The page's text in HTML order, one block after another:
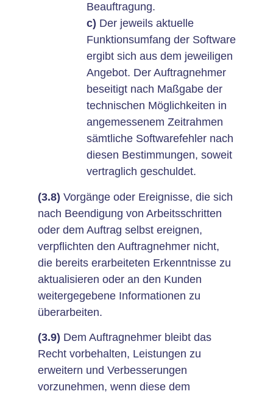
Beauftragung.
c) Der jeweils aktuelle
Funktionsumfang der Software
ergibt sich aus dem jeweiligen
Angebot. Der Auftragnehmer
beseitigt nach Maßgabe der
technischen Möglichkeiten in
angemessenem Zeitrahmen
sämtliche Softwarefehler nach
diesen Bestimmungen, soweit
vertraglich geschuldet.
(3.8) Vorgänge oder Ereignisse, die sich
nach Beendigung von Arbeitsschritten
oder dem Auftrag selbst ereignen,
verpflichten den Auftragnehmer nicht,
die bereits erarbeiteten Erkenntnisse zu
aktualisieren oder an den Kunden
weitergegebene Informationen zu
überarbeiten.
(3.9) Dem Auftragnehmer bleibt das
Recht vorbehalten, Leistungen zu
erweitern und Verbesserungen
vorzunehmen, wenn diese dem